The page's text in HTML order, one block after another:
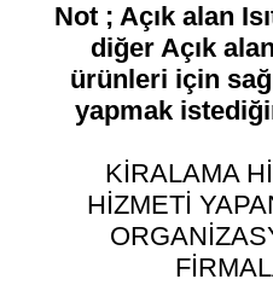
Not ; Açık alan
diğer Açık
ürünleri için
yapmak
KİRALAMA
HİZMETİ